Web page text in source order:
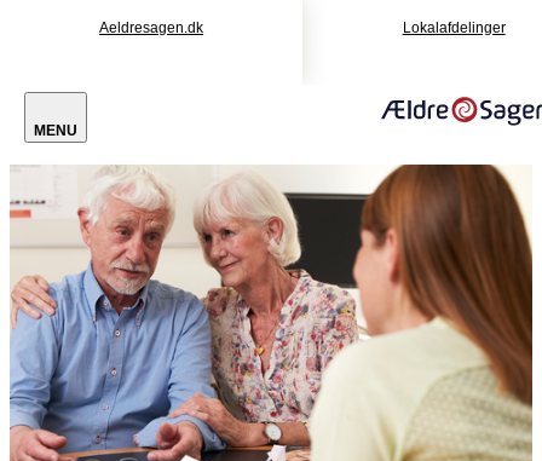
Aeldresagen.dk Lokalafdelinger
MENU